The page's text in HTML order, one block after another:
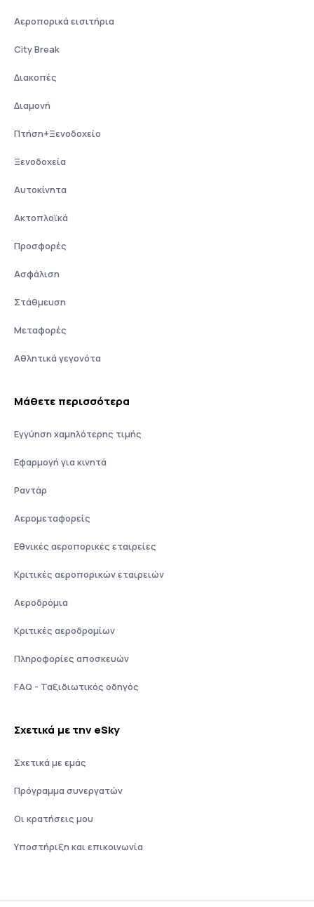
Αεροπορικά εισιτήρια
City Break
Διακοπές
Διαμονή
Πτήση+Ξενοδοχείο
Ξενοδοχεία
Αυτοκίνητα
Ακτοπλοϊκά
Προσφορές
Ασφάλιση
Στάθμευση
Μεταφορές
Αθλητικά γεγονότα
Μάθετε περισσότερα
Εγγύηση χαμηλότερης τιμής
Εφαρμογή για κινητά
Ραντάρ
Αερομεταφορείς
Εθνικές αεροπορικές εταιρείες
Κριτικές αεροπορικών εταιρειών
Αεροδρόμια
Κριτικές αεροδρομίων
Πληροφορίες αποσκευών
FAQ - Ταξιδιωτικός οδηγός
Σχετικά με την eSky
Σχετικά με εμάς
Πρόγραμμα συνεργατών
Οι κρατήσεις μου
Υποστήριξη και επικοινωνία